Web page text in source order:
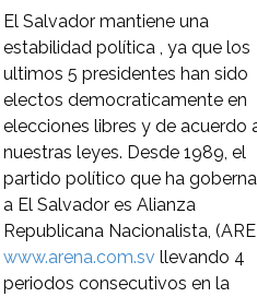
El Salvador mantiene una
estabilidad política , ya que los
ultimos 5 presidentes han sido
electos democraticamente en
elecciones libres y de acuerdo
nuestras leyes. Desde 1989, el
partido político que ha
a El Salvador es Alianza
Republicana Nacionalista,
www.arena.com.sv llevando 4
periodos consecutivos en la